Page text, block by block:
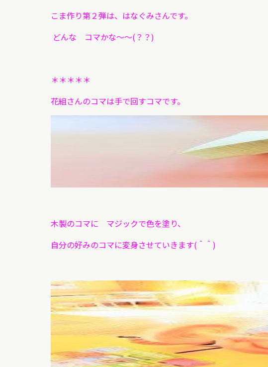
こま作り第２弾は、はなぐみさんです。
どんな コマかな～～(？？)
＊＊＊＊＊
花組さんのコマは手で回すコマです。
木製のコマに マジックで色を塗り、
自分の好みのコマに変身させていきます(＾＾)